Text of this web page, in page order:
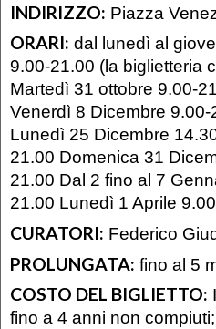
INDIRIZZO: Piazza
ORARI: dal lunedì al
9.00-21.00 (la biglietteria
Martedì 31 ottobre 9.00-
Venerdì 8 Dicembre
Lunedì 25 Dicembre
21.00 Domenica 31
21.00 Dal 2 fino al 7
21.00 Lunedì 1 Aprile
CURATORI: Federico
PROLUNGATA: fino al 5
COSTO DEL BIGLIETTO:
fino a 4 anni non